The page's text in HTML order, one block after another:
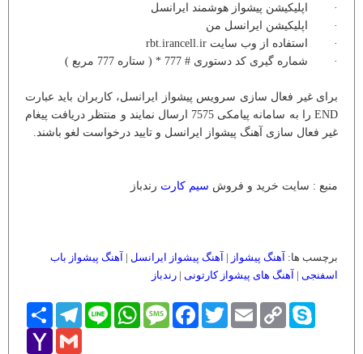
· اپلیکیشن پیشواز هوشمند ایرانسل
· اپلیکیشن ایرانسل من
· استفاده از وب سایت rbt.irancell.ir
· شماره گیری کد دستوری # 777 * ( ستاره 777 مربع )
برای غیر فعال سازی سرویس پیشواز ایرانسل، کاربران باید عبارت
END را به سامانه پیامکی 7575 ارسال نمایند و منتظر دریافت پیغام
غیر فعال سازی آهنگ پیشواز ایرانسل و تایید درخواست لغو باشند.
منبع : سایت خرید و فروش سیم کارت رندباز
برچسب ها: آهنگ پیشواز | آهنگ پیشواز ایرانسل | آهنگ پیشواز باب
اسفنجی | آهنگ های پیشواز کارتونی | رندباز
اشتراکTelegram Line
WhatsAppMessageFacebookTwitter Email
Copy
Link
Skype
Yahoo
Mail
Gmail